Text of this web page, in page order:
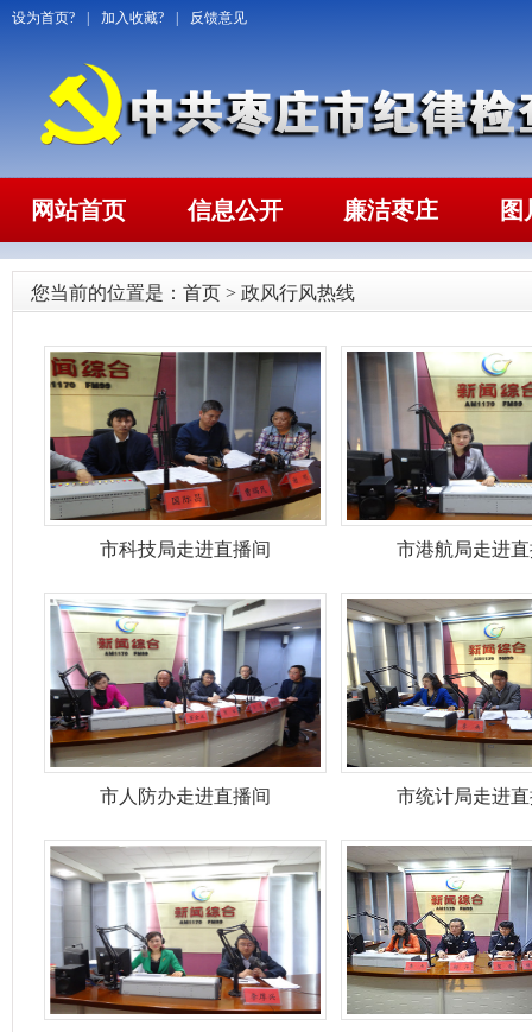
设为首页? 加入收藏? 反馈意见
网站首页 信息公开 廉洁枣庄 图
您当前的位置是： 首页 > 政风行风热线
市科技局走进直播间 市港航局走进
市人防办走进直播间 市统计局走进